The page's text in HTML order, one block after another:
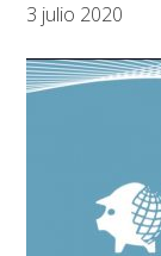
3 julio 2020